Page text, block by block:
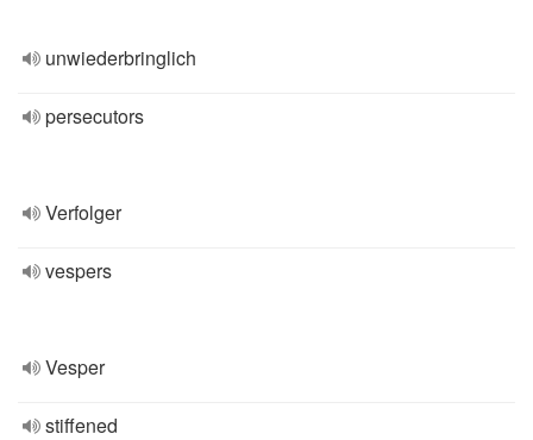
unwiederbringlich
persecutors
Verfolger
vespers
Vesper
stiffened